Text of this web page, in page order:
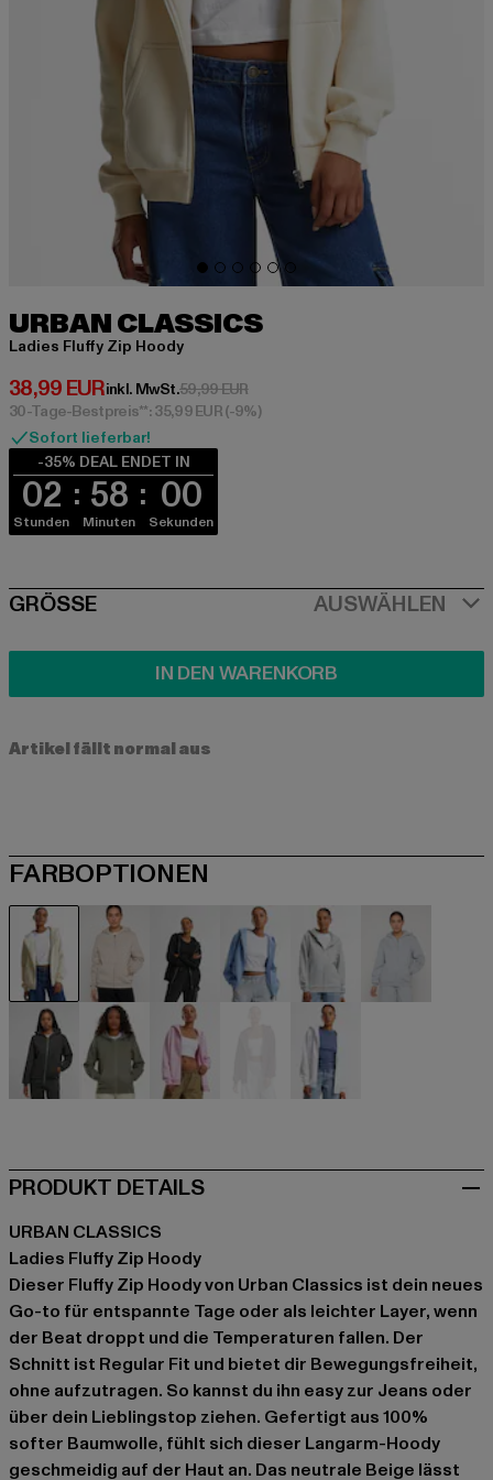
URBAN CLASSICS
Ladies Fluffy Zip Hoody
38,99 EUR
Derzeitiger Preis: 38,99 EUR
inkl. MwSt.59,99 EURAktionspreis: 59,99 EUR
30-Tage-Bestpreis**: 35,99 EUR(-9%)
Sofort lieferbar!
-35% DEAL ENDET IN
02
Stunden
58
Minuten
00
Sekunden
SIZE
GRÖSSE AUSWÄHLEN
IN DEN WARENKORB
Artikel fällt normal aus
FARBOPTIONEN
beige beige schwarz grau
PRODUKT DETAILS
URBAN CLASSICS
Ladies Fluffy Zip Hoody
Dieser Fluffy Zip Hoody von Urban Classics ist dein neues
Go-to für entspannte Tage oder als leichter Layer, wenn
der Beat droppt und die Temperaturen fallen. Der
Schnitt ist Regular Fit und bietet dir Bewegungsfreiheit,
ohne aufzutragen. So kannst du ihn easy zur Jeans oder
über dein Lieblingstop ziehen. Gefertigt aus 100%
softer Baumwolle, fühlt sich dieser Langarm-Hoody
geschmeidig auf der Haut an. Das neutrale Beige lässt